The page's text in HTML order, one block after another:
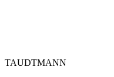
TAUDTMANN